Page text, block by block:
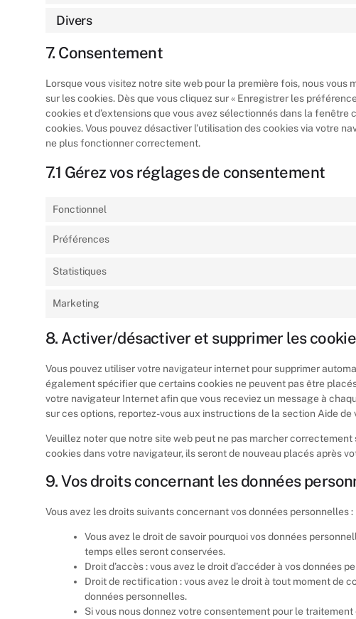
Divers
7. Consentement
Lorsque vous visitez notre site web pour la première fois, nous
sur les cookies. Dès que vous cliquez sur « Enregistrer les
cookies et d’extensions que vous avez sélectionnés dans la
cookies. Vous pouvez désactiver l’utilisation des cookies via votre
ne plus fonctionner correctement.
7.1 Gérez vos réglages de consentement
Fonctionnel
Préférences
Statistiques
Marketing
8. Activer/désactiver et supprimer les
Vous pouvez utiliser votre navigateur internet pour supprimer
également spécifier que certains cookies ne peuvent pas être
votre navigateur Internet afin que vous receviez un message à
sur ces options, reportez-vous aux instructions de la section Aide de
Veuillez noter que notre site web peut ne pas marcher
cookies dans votre navigateur, ils seront de nouveau placés après
9. Vos droits concernant les données
Vous avez les droits suivants concernant vos données personnelles :
Vous avez le droit de savoir pourquoi vos données
temps elles seront conservées.
Droit d’accès : vous avez le droit d’accéder à vos données
Droit de rectification : vous avez le droit à tout moment de
données personnelles.
Si vous nous donnez votre consentement pour le